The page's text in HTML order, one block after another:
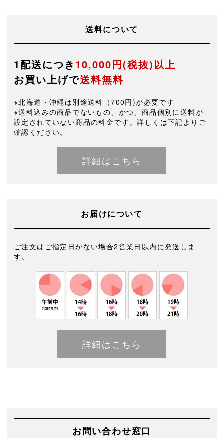
送料について
1配送につき 10,000円(税抜)以上
お買い上げで送料無料
※北海道・沖縄は別途送料（700円)が必要です
※送料込みの商品でないもの、かつ、商品個別に送料が
設定されていない商品の料金です。詳しくは下記よりご
確認ください。
詳細はこちら
お届けについて
ご注文はご指定日がない場合2営業日以内に発送しま
す。
詳細はこちら
お問い合わせ窓口